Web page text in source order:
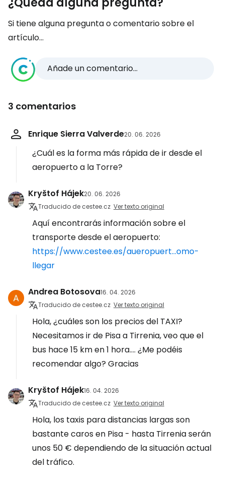
Si tiene alguna pregunta o comentario sobre el
artículo...
Añade un comentario...
3 comentarios
Enrique Sierra Valverde20. 06. 2026
¿Cuál es la forma más rápida de ir desde el
aeropuerto a la Torre?
Kryštof Hájek20. 06. 2026
Traducido de cestee.cz Ver texto original
Aquí encontrarás información sobre el
transporte desde el aeropuerto:
https://www.cestee.es/aueropuert...omo-
llegar
Andrea Botosova16. 04. 2026
Traducido de cestee.cz Ver texto original
Hola, ¿cuáles son los precios del TAXI?
Necesitamos ir de Pisa a Tirrenia, veo que el
bus hace 15 km en 1 hora.... ¿Me podéis
recomendar algo? Gracias
Kryštof Hájek16. 04. 2026
Traducido de cestee.cz Ver texto original
Hola, los taxis para distancias largas son
bastante caros en Pisa - hasta Tirrenia serán
unos 50 € dependiendo de la situación actual
del tráfico.